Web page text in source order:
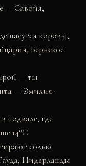
— Савойя,
пасутся коровы,
Бернское
— ты
— Эмилия-
подвале, где
14°C
солью
Нидерланды